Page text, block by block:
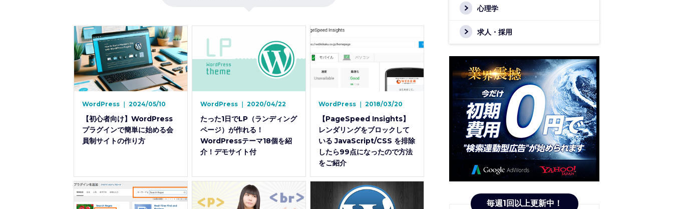
WordPress ｜ 2024/05/10
【初心者向け】WordPress
プラグインで簡単に始める会
員制サイトの作り方
WordPress ｜ 2020/04/22
たった1日でLP（ランディング
ページ）が作れる！
WordPressテーマ18個を紹
介！デモサイト付
WordPress ｜ 2018/03/20
【PageSpeed Insights】
レンダリングをブロックして
いる JavaScript/CSS を排除
したら99点になったので方法
をご紹介
心理学
求人・採用
毎週1回以上更新中！